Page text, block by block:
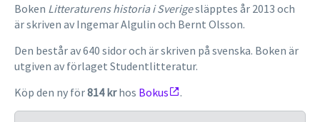
Boken Litteraturens historia i Sverigesläpptes år 2013 och
är skriven av Ingemar Algulin och Bernt Olsson.
Den består av 640 sidor och är skriven på svenska. Boken är
utgiven av förlaget Studentlitteratur.
Köp den ny för814 krhos Bokus .